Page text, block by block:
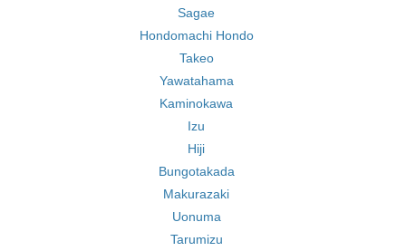
Sagae
Hondomachi Hondo
Takeo
Yawatahama
Kaminokawa
Izu
Hiji
Bungotakada
Makurazaki
Uonuma
Tarumizu